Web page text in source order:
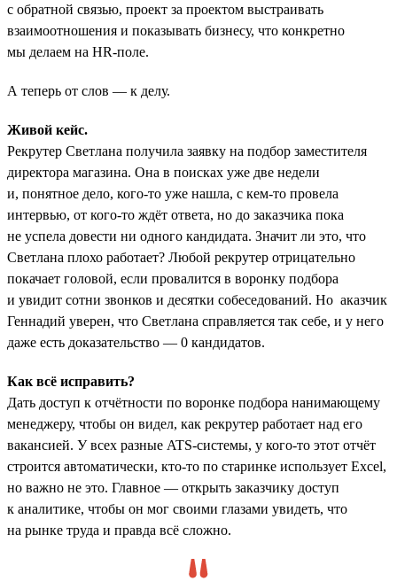
с обратной связью, проект за проектом выстраивать
взаимоотношения и показывать бизнесу, что конкретно
мы делаем на HR-поле.
А теперь от слов — к делу.
Живой кейс.
Рекрутер Светлана получила заявку на подбор заместителя
директора магазина. Она в поисках уже две недели
и, понятное дело, кого-то уже нашла, с кем-то провела
интервью, от кого-то ждёт ответа, но до заказчика пока
не успела довести ни одного кандидата. Значит ли это, что
Светлана плохо работает? Любой рекрутер отрицательно
покачает головой, если провалится в воронку подбора
и увидит сотни звонков и десятки собеседований. Но аказчик
Геннадий уверен, что Светлана справляется так себе, и у него
даже есть доказательство — 0 кандидатов.
Как всё исправить?
Дать доступ к отчётности по воронке подбора нанимающему
менеджеру, чтобы он видел, как рекрутер работает над его
вакансией. У всех разные ATS-системы, у кого-то этот отчёт
строится автоматически, кто-то по старинке использует Excel,
но важно не это. Главное — открыть заказчику доступ
к аналитике, чтобы он мог своими глазами увидеть, что
на рынке труда и правда всё сложно.